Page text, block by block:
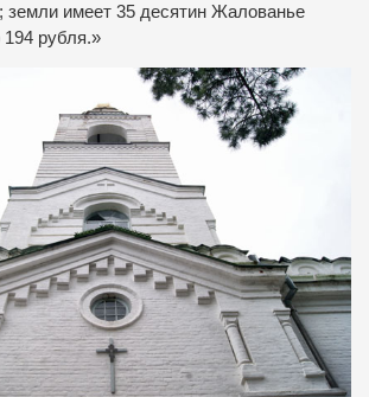
земли имеет 35 десятин Жалованье
194 рубля.»